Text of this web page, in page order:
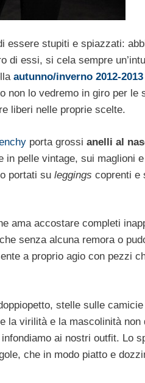
essere stupiti e spiazzati:
di essi, si cela sempre
autunno/inverno 2012-2013
non lo vedremo in giro per
liberi nelle proprie scelte.
porta grossi anelli al
pelle vintage, sui maglioni
portati su leggings coprenti e
ama accostare completi
senza alcuna remora o
a proprio agio con pezzi
stelle sulle
la virilità e la mascolinità
ai nostri outfit. Lo
che in modo piatto e